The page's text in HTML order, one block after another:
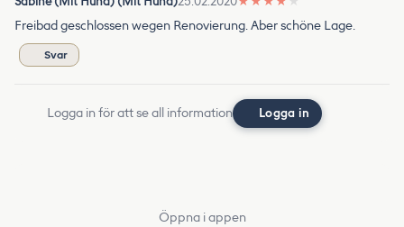
Freibad geschlossen wegen Renovierung. Aber schöne Lage.
Svar
Logga in för att se all information Logga in
Öppna i appen